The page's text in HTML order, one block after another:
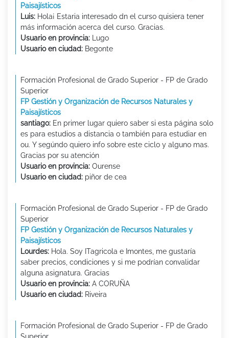
Paisajísticos
Luis: Hola¡ Estaria interesado dn el curso quisiera tener
más información acerca del curso. Gracias.
Usuario en provincia: Lugo
Usuario en ciudad: Begonte
Formación Profesional de Grado Superior - FP de Grado
Superior
FP Gestión y Organización de Recursos Naturales y
Paisajísticos
santiago: En primer lugar quiero saber si esta página solo
es para estudios a distancia o también para estudiar en
ou. Y segúndo quiero info sobre este ciclo y alguno mas.
Gracias por su atención
Usuario en provincia: Ourense
Usuario en ciudad: piñor de cea
Formación Profesional de Grado Superior - FP de Grado
Superior
FP Gestión y Organización de Recursos Naturales y
Paisajísticos
Lourdes: Hola. Soy ITagricola e Imontes, me gustaría
saber precios, condiciones y si me podrían convalidar
alguna asignatura. Gracias
Usuario en provincia: A CORUÑA
Usuario en ciudad: Riveira
Formación Profesional de Grado Superior - FP de Grado